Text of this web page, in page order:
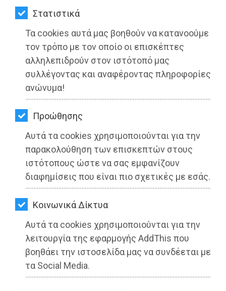
Στατιστικά
Τα cookies αυτά μας βοηθούν να κατανοούμε
τον τρόπο με τον οποίο οι επισκέπτες
αλληλεπιδρούν στον ιστότοπό μας
συλλέγοντας και αναφέροντας πληροφορίες
ανώνυμα!
Προώθησης
Αυτά τα cookies χρησιμοποιούνται για την
παρακολούθηση των επισκεπτών στους
ιστότοπους ώστε να σας εμφανίζουν
διαφημίσεις που είναι πιο σχετικές με εσάς.
Kοινωνικά Δίκτυα
Αυτά τα cookies χρησιμοποιούνται για την
λειτουργία της εφαρμογής AddThis που
βοηθάει την ιστοσελίδα μας να συνδέεται με
τα Social Media.
LIFESTYLE
ΤΑΞΙΔΙΑ
ΕΞΟΔΟΣ
ΠΕΡΙΒΑΛΛΟΝ
ΚΑΤΟΙΚΙΔΙΟ
ΑΓΓΕΛΙΕΣ
ΕΦΗΜΕΡΙΔΕΣ
OΔΗΓΟΣ
ΑΓΟΡΑΣ
ΨΙΘΥΡΟΙ
ΑΠΟΣΤΟΛΗ
ΑΡΘΡΩΝ
Α.Π.Σ. Τελμησσός Μαραθώνος:
«Βαδίζοντας για την Ειρήνη»
Διαβάστηκε 3574 φορές
27-05-2025
Από τo Dimotisnews
aboutus